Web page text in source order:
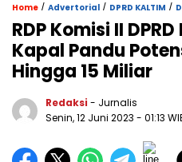
Home / Advertorial / DPRD KALTIM /
RDP Komisi II
Kapal Pandu
Hingga 15 Miliar
Redaksi - Jurnalis
Senin, 12 Juni 2023 - 01:13